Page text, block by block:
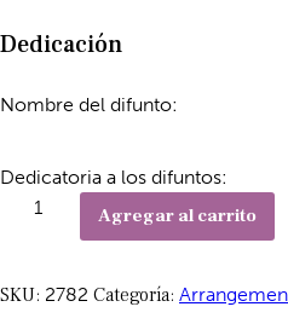
Dedicación
Nombre del difunto:
Dedicatoria a los difuntos:
Agregar al carrito
SKU: 2782 Categoría: